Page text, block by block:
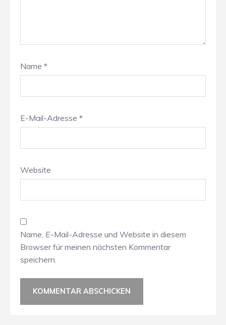
Name *
E-Mail-Adresse *
Website
Name, E-Mail-Adresse und Website in diesem
Browser für meinen nächsten Kommentar
speichern.